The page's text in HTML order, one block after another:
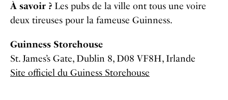
À savoir ? Les pubs de la ville ont tous une voire
deux tireuses pour la fameuse Guinness.
Guinness Storehouse
St. James’s Gate, Dublin 8, D08 VF8H, Irlande
Site officiel du Guiness Storehouse